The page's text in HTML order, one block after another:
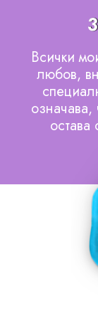
Всички
любов,